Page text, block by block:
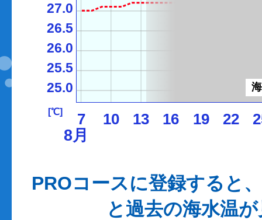
7 10 13 16 19 22
25.0
25.5
26.0
26.5
27.0
[℃]
8月
PROコースに登録すると
と過去の海水温